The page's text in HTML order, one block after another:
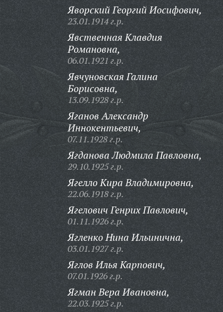
Яворский Георгий Иосифович,
23.01.1914 г.р.
Явственная Клавдия
Романовна,
06.01.1921 г.р.
Явчуновская Галина
Борисовна,
13.09.1928 г.р.
Яганов Александр
Иннокентьевич,
07.11.1928 г.р.
Ягданова Людмила Павловна,
29.10.1925 г.р.
Ягелло Кира Владимировна,
22.06.1918 г.р.
Ягелович Генрих Павлович,
01.11.1926 г.р.
Ягленко Нина Ильинична,
03.01.1927 г.р.
Яглов Илья Карпович,
07.01.1926 г.р.
Ягман Вера Ивановна,
22.03.1925 г.р.